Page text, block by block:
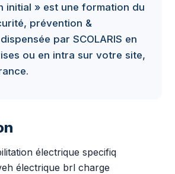
initial » est une formation du
prévention &
par SCOLARIS en
ou en intra sur votre site,
électrique specifiq
électrique brl charge